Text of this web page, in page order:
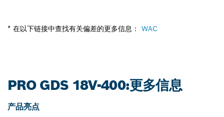
* 在以下链接中查找有关偏差的更多信息： WAC
PRO GDS 18V-400:更多信息
产品亮点